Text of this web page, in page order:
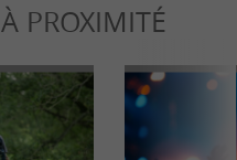
À PROXIMITÉ